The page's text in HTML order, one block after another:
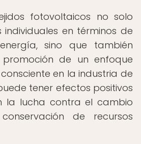
fotovoltaicos no solo
en términos de
sino que también
de un enfoque
en la industria de
tener efectos positivos
la lucha contra el cambio
de recursos